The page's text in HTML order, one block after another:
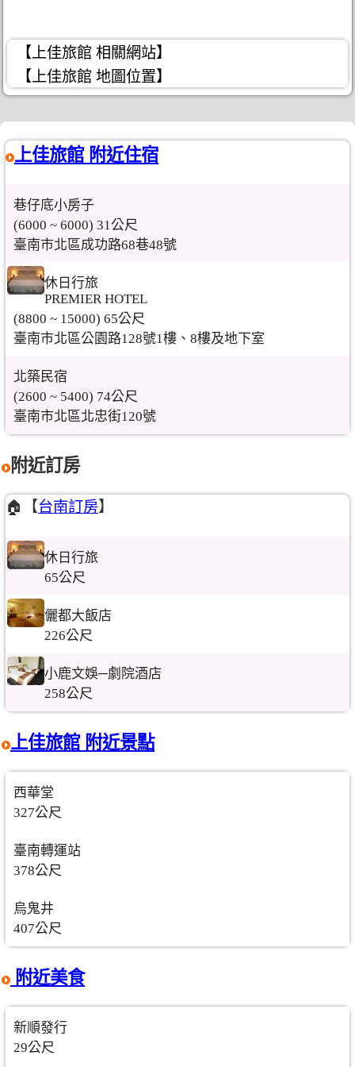
【上佳旅館 相關網站】
【上佳旅館 地圖位置】
上佳旅館 附近住宿
巷仔底小房子
(6000 ~ 6000) 31公尺
臺南市北區成功路68巷48號
休日行旅
PREMIER HOTEL
(8800 ~ 15000) 65公尺
臺南市北區公園路128號1樓、8樓及地下室
北築民宿
(2600 ~ 5400) 74公尺
臺南市北區北忠街120號
附近訂房
🏠【台南訂房】
休日行旅
65公尺
儷都大飯店
226公尺
小鹿文娛─劇院酒店
258公尺
上佳旅館 附近景點
西華堂
327公尺
臺南轉運站
378公尺
烏鬼井
407公尺
附近美食
新順發行
29公尺